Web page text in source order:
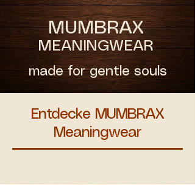
MUMBRAX
MEANINGWEAR
made for gentle souls
Entdecke MUMBRAX
Meaningwear